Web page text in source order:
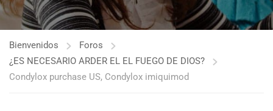
Bienvenidos
Foros
¿ES NECESARIO ARDER EL EL FUEGO DE DIOS?
Condylox purchase US, Condylox imiquimod